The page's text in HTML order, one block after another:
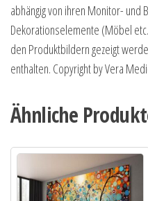
abhängig von ihren Monitor- und
Dekorationselemente (Möbel
den Produktbildern gezeigt
enthalten. Copyright by Vera
Ähnliche